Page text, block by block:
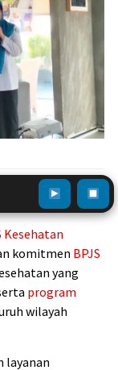
Kesehatan
komitmen BPJS
yang
program
wilayah
layanan